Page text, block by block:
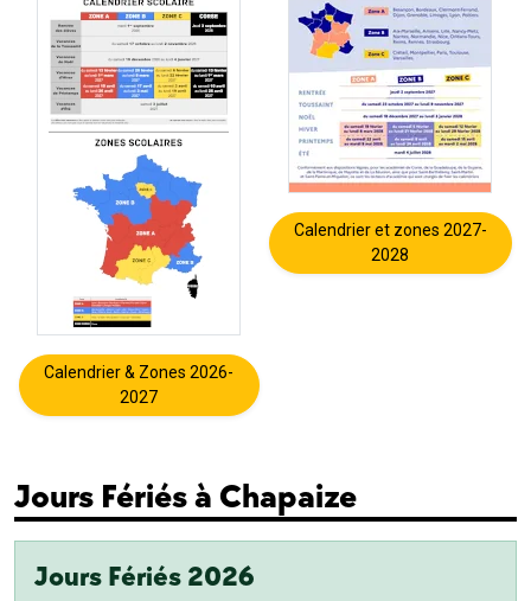
Calendrier & Zones 2026-
2027
Calendrier et zones 2027-
2028
Jours Fériés à Chapaize
Jours Fériés 2026